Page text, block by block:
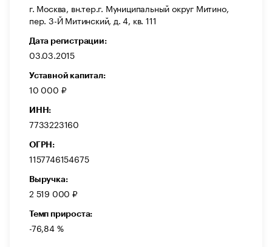
г. Москва, вн.тер.г. Муниципальный округ Митино,
пер. 3-Й Митинский, д. 4, кв. 111
Дата регистрации:
03.03.2015
Уставной капитал:
10 000 ₽
ИНН:
7733223160
ОГРН:
1157746154675
Выручка:
2 519 000 ₽
Темп прироста:
-76,84 %